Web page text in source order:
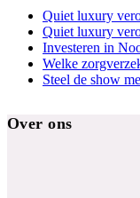
Quiet luxury
Quiet luxury
Investeren in
Welke
Steel de show
Over ons